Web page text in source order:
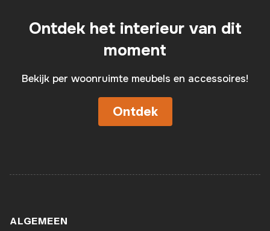
Ontdek het interieur van dit
moment
Bekijk per woonruimte meubels en accessoires!
Ontdek
ALGEMEEN